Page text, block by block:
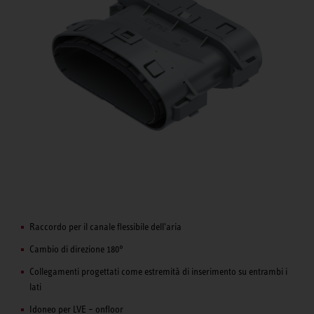
Raccordo per il canale flessibile dell'aria
Cambio di direzione 180°
Collegamenti progettati come estremità di inserimento su entrambi i
lati
Idoneo per LVE – onfloor